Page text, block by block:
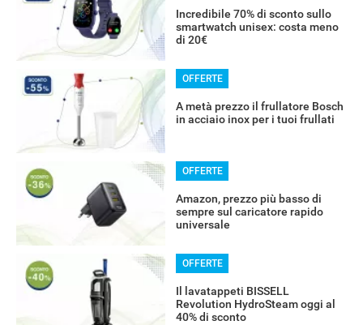
Incredibile 70% di sconto sullo
smartwatch unisex: costa meno
di 20€
OFFERTE
A metà prezzo il frullatore Bosch
in acciaio inox per i tuoi frullati
OFFERTE
Amazon, prezzo più basso di
sempre sul caricatore rapido
universale
OFFERTE
Il lavatappeti BISSELL
Revolution HydroSteam oggi al
40% di sconto